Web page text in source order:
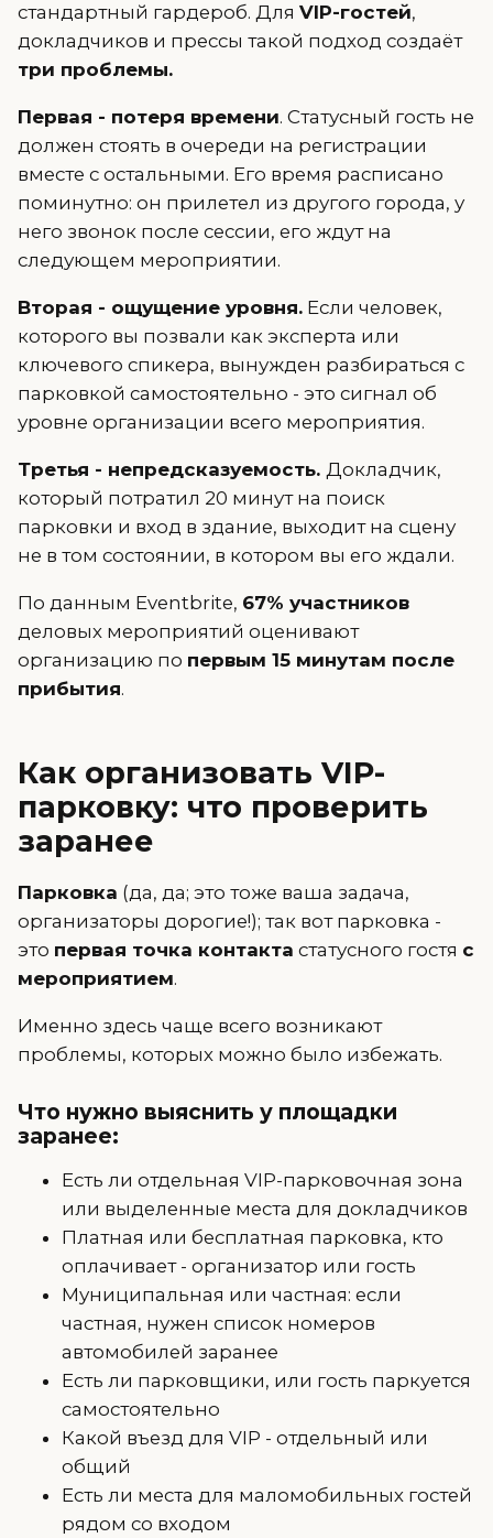
стандартный гардероб. Для VIP-гостей,
докладчиков и прессы такой подход создаёт
три проблемы.
Первая - потеря времени. Статусный гость не
должен стоять в очереди на регистрации
вместе с остальными. Его время расписано
поминутно: он прилетел из другого города, у
него звонок после сессии, его ждут на
следующем мероприятии.
Вторая - ощущение уровня. Если человек,
которого вы позвали как эксперта или
ключевого спикера, вынужден разбираться с
парковкой самостоятельно - это сигнал об
уровне организации всего мероприятия.
Третья - непредсказуемость. Докладчик,
который потратил 20 минут на поиск
парковки и вход в здание, выходит на сцену
не в том состоянии, в котором вы его ждали.
По данным Eventbrite, 67% участников
деловых мероприятий оценивают
организацию по первым 15 минутам после
прибытия.
Как организовать VIP-
парковку: что проверить
заранее
Парковка (да, да; это тоже ваша задача,
организаторы дорогие!); так вот парковка -
это первая точка контакта статусного гостя с
мероприятием.
Именно здесь чаще всего возникают
проблемы, которых можно было избежать.
Что нужно выяснить у площадки
заранее:
Есть ли отдельная VIP-парковочная зона
или выделенные места для докладчиков
Платная или бесплатная парковка, кто
оплачивает - организатор или гость
Муниципальная или частная: если
частная, нужен список номеров
автомобилей заранее
Есть ли парковщики, или гость паркуется
самостоятельно
Какой въезд для VIP - отдельный или
общий
Есть ли места для маломобильных гостей
рядом со входом